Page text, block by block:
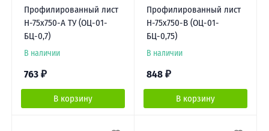
Профилированный лист
Н-75х750-A ТУ (ОЦ-01-
БЦ-0,7)
В наличии
763 ₽
В корзину
Профилированный лист
Н-75х750-B (ОЦ-01-
БЦ-0,75)
В наличии
848 ₽
В корзину